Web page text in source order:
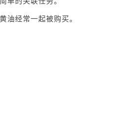
油经常一起被购买。